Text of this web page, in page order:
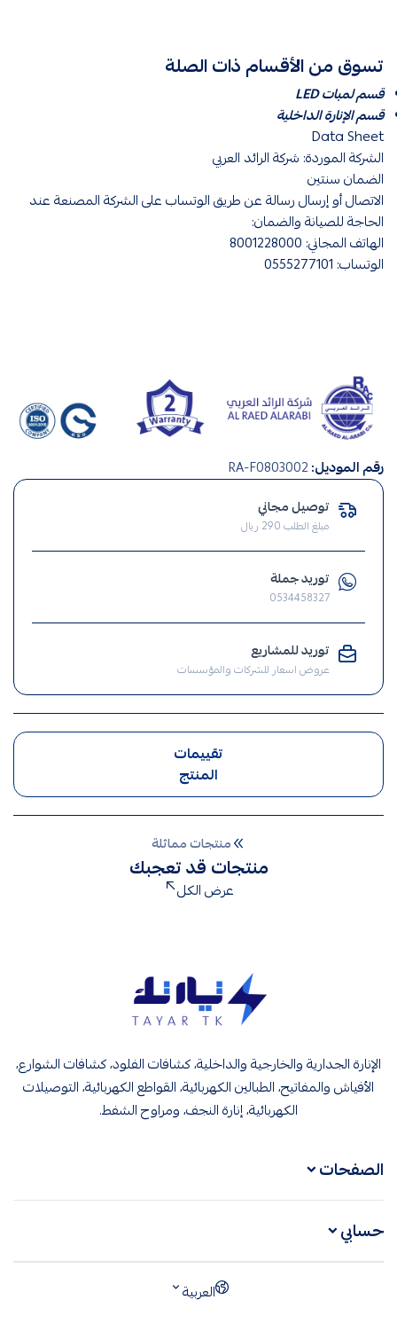
تسوق من الأقسام ذات الصلة
قسم لمبات LED
قسم الإنارة الداخلية
Data Sheet
الشركة الموردة: شركة الرائد العربي
الضمان سنتين
الاتصال أو إرسال رسالة عن طريق الوتساب على الشركة المصنعة عند
الحاجة للصيانة والضمان:
الهاتف المجاني: 8001228000
الوتساب: 0555277101
سعودي
,
صيانة
انارة
الإنارة
إنارة
,
لمبات
رقم الموديل:RA-F0803002
توصيل مجاني
مبلغ الطلب 290 ريال
توريد جملة
0534458327
توريد للمشاريع
عروض اسعار للشركات والمؤسسات
تقييمات
المنتج
منتجات مماثلة
منتجات قد تعجبك
عرض الكل
الإنارة الجدارية والخارجية والداخلية، كشافات الفلود، كشافات الشوارع،
الأفياش والمفاتيح، الطبالين الكهربائية، القواطع الكهربائية، التوصيلات
الكهربائية، إنارة النجف، ومراوح الشفط.
الصفحات
حسابي
العربية